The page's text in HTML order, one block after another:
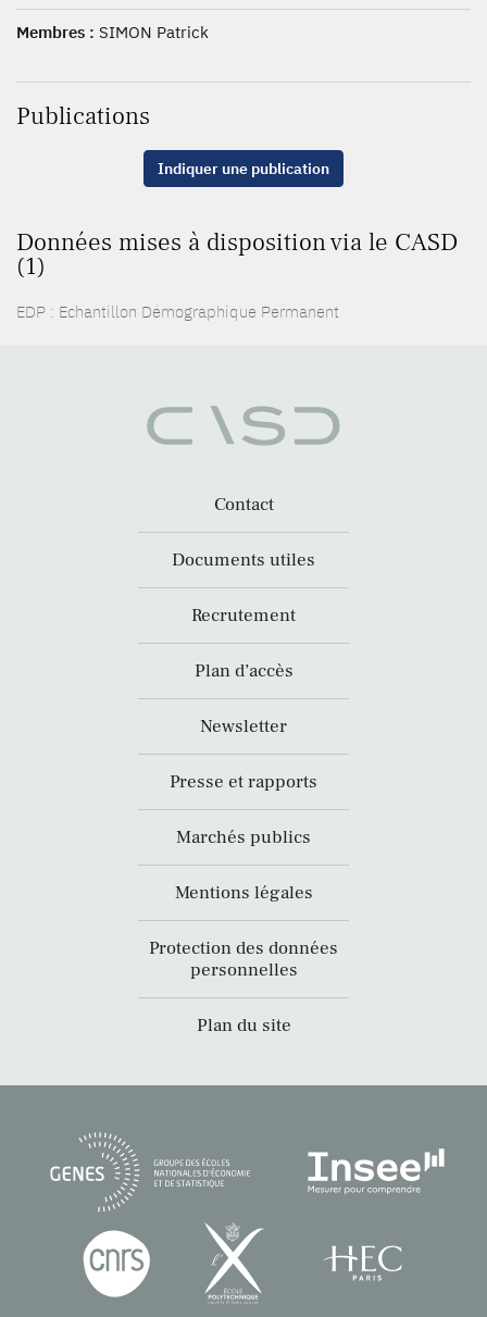
Membres : SIMON Patrick
Publications
Indiquer une publication
Données mises à disposition via le CASD
(1)
EDP : Echantillon Démographique Permanent
Contact
Documents utiles
Recrutement
Plan d’accès
Newsletter
Presse et rapports
Marchés publics
Mentions légales
Protection des données
personnelles
Plan du site